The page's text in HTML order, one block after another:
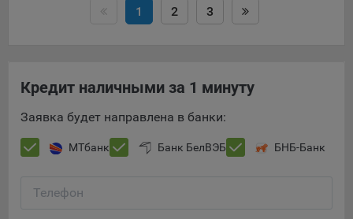
1 2 3
Кредит наличными за 1 минуту
Заявка будет направлена в банки:
МТбанк Банк БелВЭБ БНБ-Банк
Телефон